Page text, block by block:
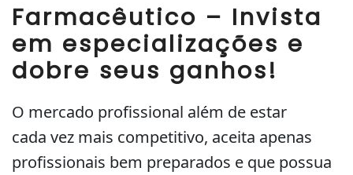
Farmacêutico – Invista
em especializações e
dobre seus ganhos!
O mercado profissional além de estar
cada vez mais competitivo, aceita apenas
profissionais bem preparados e que possua